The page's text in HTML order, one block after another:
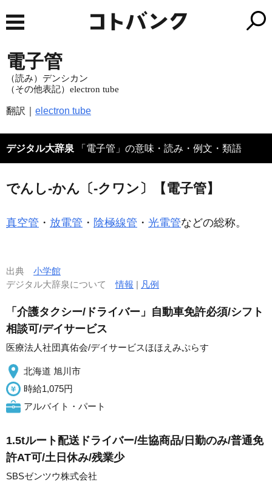
電子管
（読み）デンシカン
（その他表記）electron tube
翻訳｜ electron tube
デジタル大辞泉 「電子管」の意味・読み・例文・類語
でんし‐かん〔‐クワン〕【電子管】
真空管 ・ 放電管 ・ 陰極線管 ・ 光電管などの総称。
出典 小学館
デジタル大辞泉について情報 | 凡例
「介護タクシー/ドライバー」自動車免許必須/シフト
相談可/デイサービス
医療法人社団真佑会/デイサービスほほえみぷらす
北海道 旭川市
時給1,075円
アルバイト・パート
1.5tルート配送ドライバー/生協商品/日勤のみ/普通免
許AT可/土日休み/残業少
SBSゼンツウ株式会社